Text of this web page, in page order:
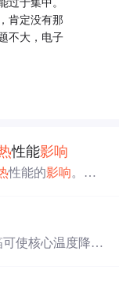
过于集中。
肯定没有那
不大，电子
性能影响
性能的影响。研
少有效
高度超过60mm
化设计策略。
使核心温度降低